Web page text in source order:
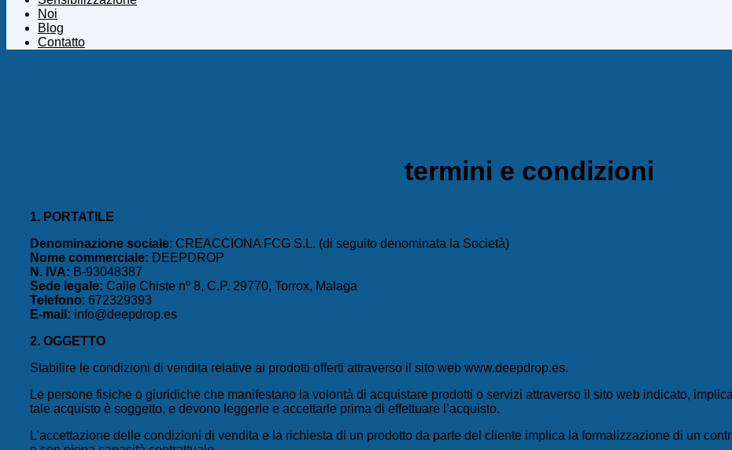
Noi
Blog
Contatto
termini e condizioni
1. PORTATILE
Denominazione sociale: CREACCIONA FCG S.L. (di seguito denominata la Società)
Nome commerciale: DEEPDROP
N. IVA: B-93048387
Sede legale: Calle Chiste nº 8, C.P. 29770, Torrox, Malaga
Telefono: 672329393
E-mail: info@deepdrop.es
2. OGGETTO
Stabilire le condizioni di vendita relative ai prodotti offerti attraverso il sito web www.deepdrop.es.
Le persone fisiche o giuridiche che manifestano la volontà di acquistare prodotti o servizi attraverso il sito web indicato,
tale acquisto è soggetto, e devono leggerle e accettarle prima di effettuare l’acquisto.
L’accettazione delle condizioni di vendita e la richiesta di un prodotto da parte del cliente implica la formalizzazione di un